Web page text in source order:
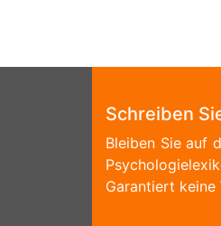
Schreiben
Bleiben Sie auf
Garantiert keine